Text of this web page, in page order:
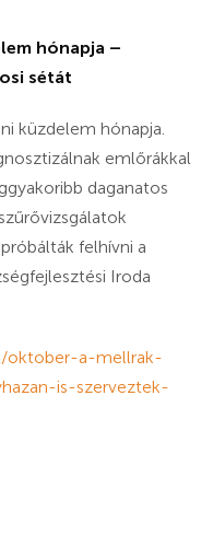
hónapja –
sétát
küzdelem hónapja.
emlőrákkal
daganatos
felhívni a
Iroda
oktober-a-mellrak-
is-szerveztek-